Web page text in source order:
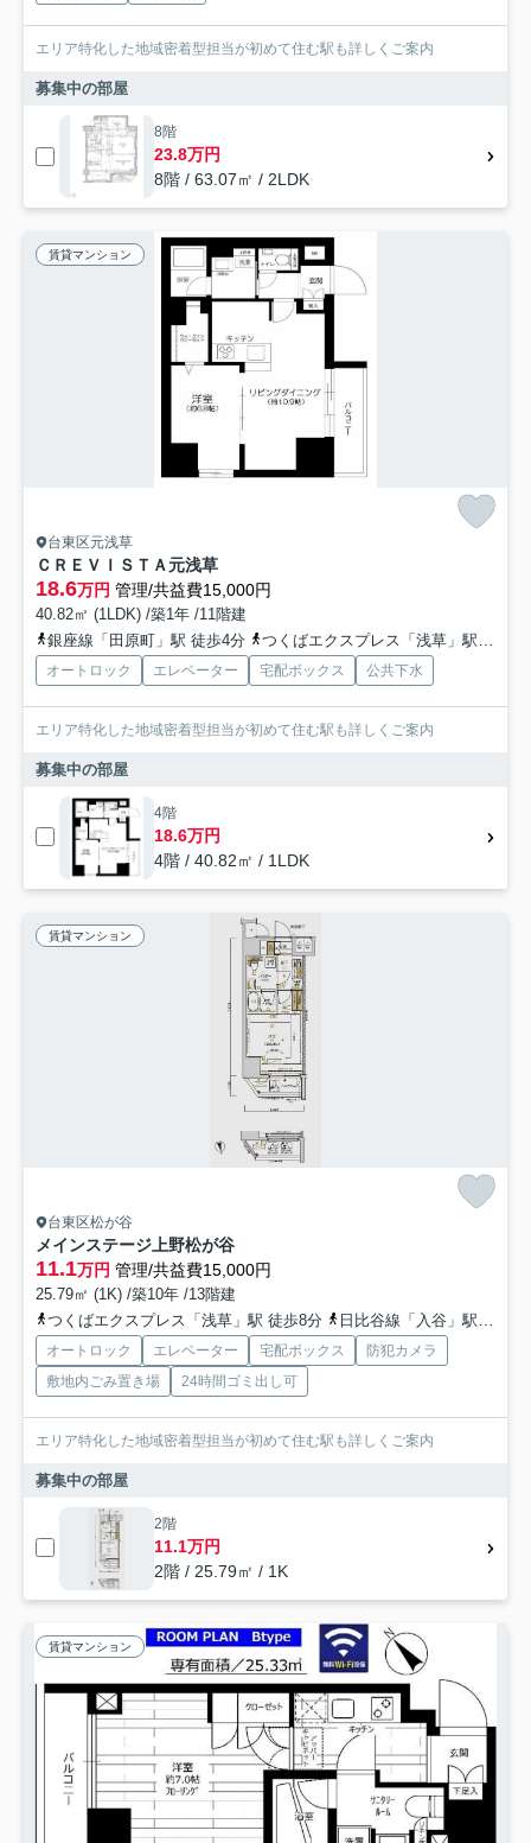
エリア特化した地域密着型担当が初めて住む駅も詳しくご案内
募集中の部屋
8階
23.8万円
8階 / 63.07㎡ / 2LDK
賃貸マンション
台東区元浅草
ＣＲＥＶＩＳＴＡ元浅草
18.6万円 管理/共益費15,000円
40.82㎡ (1LDK) /築1年 /11階建
銀座線「田原町」駅 徒歩4分
つくばエクスプレス「浅草」駅 徒歩9分
オートロック エレベーター 宅配ボックス 公共下水
エリア特化した地域密着型担当が初めて住む駅も詳しくご案内
募集中の部屋
4階
18.6万円
4階 / 40.82㎡ / 1LDK
賃貸マンション
台東区松が谷
メインステージ上野松が谷
11.1万円 管理/共益費15,000円
25.79㎡ (1K) /築10年 /13階建
つくばエクスプレス「浅草」駅 徒歩8分
日比谷線「入谷」駅 徒歩6分
オートロック エレベーター 宅配ボックス
防犯カメラ
敷地内ごみ置き場
24時間ゴミ出し可
エリア特化した地域密着型担当が初めて住む駅も詳しくご案内
募集中の部屋
2階
11.1万円
2階 / 25.79㎡ / 1K
賃貸マンション